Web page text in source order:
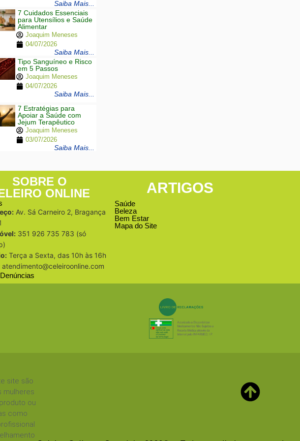
Saiba Mais...
7 Cuidados Essenciais
para Utensílios e Saúde
Alimentar
Joaquim Meneses
04/07/2026
Saiba Mais...
Tipo Sanguíneo e Risco
em 5 Passos
Joaquim Meneses
04/07/2026
Saiba Mais...
7 Estratégias para
Apoiar a Saúde com
Jejum Terapêutico
Joaquim Meneses
03/07/2026
Saiba Mais...
SOBRE O
ONLINE
Av. Sá Carneiro 2, Bragança
351 926 735 783 (só
Terça a Sexta, das 10h às 16h
atendimento@celeiroonline.com
ARTIGOS
Saúde
Beleza
Bem Estar
Mapa do Site
site são
mulheres
ou
como